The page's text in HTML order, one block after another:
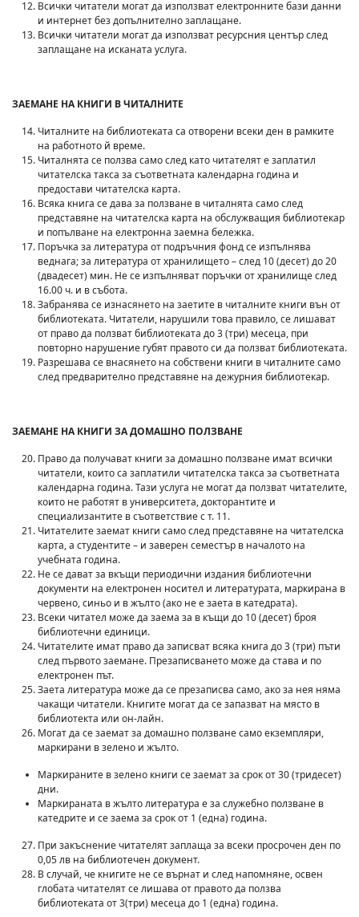
Всички читатели могат да използват електронните бази данни
и интернет без допълнително заплащане.
Всички читатели могат да използват ресурсния център след
заплащане на исканата услуга.
ЗАЕМАНЕ НА КНИГИ В ЧИТАЛНИТЕ
Читалните на библиотеката са отворени всеки ден в рамките
на работното й време.
Читалнята се ползва само след като читателят е заплатил
читателска такса за съответната календарна година и
предостави читателска карта.
Всяка книга се дава за ползване в читалнята само след
представяне на читателска карта на обслужващия библиотекар
и попълване на електронна заемна бележка.
Поръчка за литература от подръчния фонд се изпълнява
веднага; за литература от хранилището – след 10 (десет) до 20
(двадесет) мин. Не се изпълняват поръчки от хранилище след
16.00 ч. и в събота.
Забранява се изнасянето на заетите в читалните книги вън от
библиотеката. Читатели, нарушили това правило, се лишават
от право да ползват библиотеката до 3 (три) месеца, при
повторно нарушение губят правото си да ползват библиотеката.
Разрешава се внасянето на собствени книги в читалните само
след предварително представяне на дежурния библиотекар.
ЗАЕМАНЕ НА КНИГИ ЗА ДОМАШНО ПОЛЗВАНЕ
Право да получават книги за домашно ползване имат всички
читатели, които са заплатили читателска такса за съответната
календарна година. Тази услуга не могат да ползват читателите,
които не работят в университета, докторантите и
специализантите в съответствие с т. 11.
Читателите заемат книги само след представяне на читателска
карта, а студентите – и заверен семестър в началото на
учебната година.
Не се дават за вкъщи периодични издания библиотечни
документи на електронен носител и литературата, маркирана в
червено, синьо и в жълто (ако не е заета в катедрата).
Всеки читател може да заема за в къщи до 10 (десет) броя
библиотечни единици.
Читателите имат право да записват всяка книга до 3 (три) пъти
след първото заемане. Презаписването може да става и по
електронен път.
Заета литература може да се презаписва само, ако за нея няма
чакащи читатели. Книгите могат да се запазват на място в
библиотекта или он-лайн.
Могат да се заемат за домашно ползване само екземпляри,
маркирани в зелено и жълто.
Маркираните в зелено книги се заемат за срок от 30 (тридесет)
дни.
Маркираната в жълто литература е за служебно ползване в
катедрите и се заема за срок от 1 (една) година.
При закъснение читателят заплаща за всеки просрочен ден по
0,05 лв на библиотечен документ.
В случай, че книгите не се върнат и след напомняне, освен
глобата читателят се лишава от правото да ползва
библиотеката от 3(три) месеца до 1 (една) година.